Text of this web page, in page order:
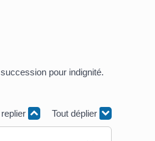
pour indignité.
Tout déplier